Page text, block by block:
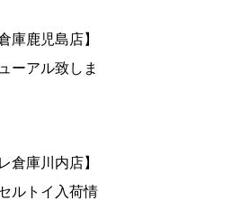
庫鹿児島店】
ーアル致しま
倉庫川内店】
ルトイ入荷情